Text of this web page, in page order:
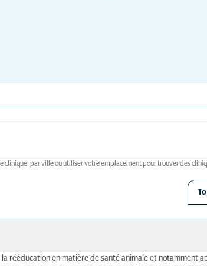
clinique, par ville ou utiliser votre emplacement pour trouver des
rééducation en matière de santé animale et notamment